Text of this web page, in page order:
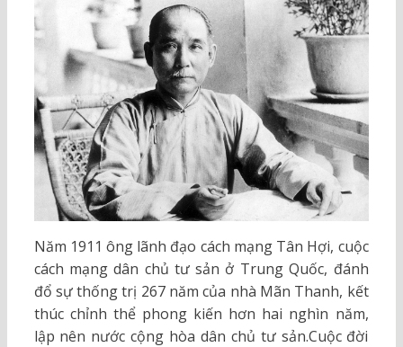
Năm 1911 ông lãnh đạo cách mạng Tân Hợi, cuộc
cách mạng dân chủ tư sản ở Trung Quốc, đánh
đổ sự thống trị 267 năm của nhà Mãn Thanh, kết
thúc chỉnh thể phong kiến hơn hai nghìn năm,
lập nên nước cộng hòa dân chủ tư sản.Cuộc đời